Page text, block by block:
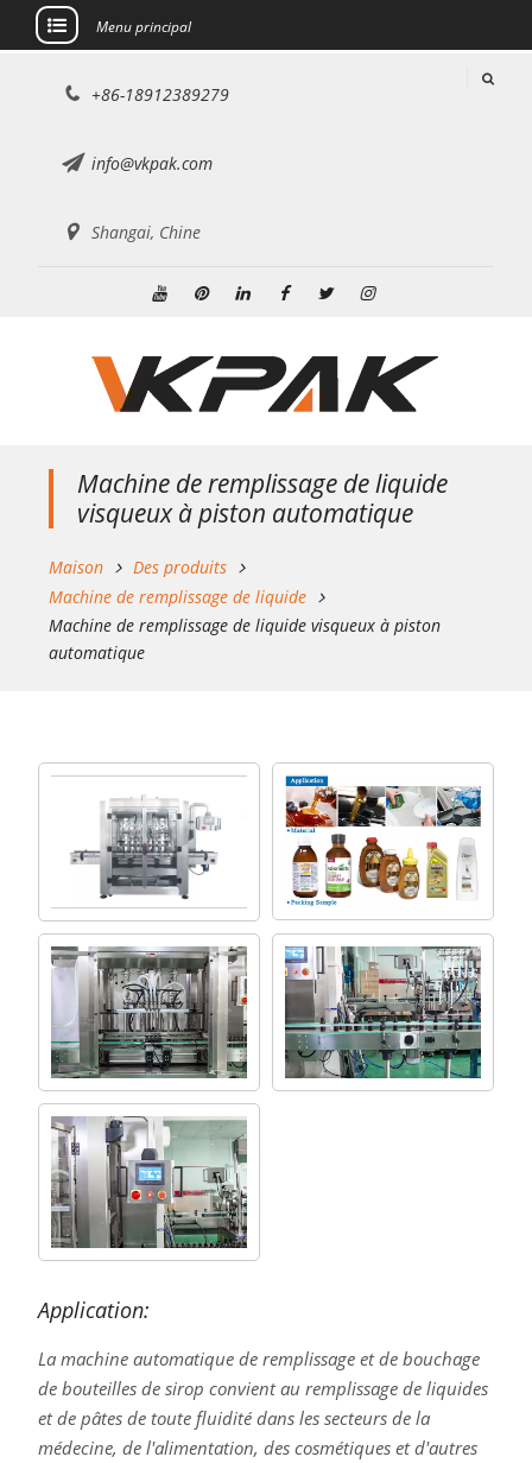
Menu principal
+86-18912389279
info@vkpak.com
Shangai, Chine
Machine de remplissage de liquide
visqueux à piston automatique
Maison
Des produits
Machine de remplissage de liquide
Machine de remplissage de liquide visqueux à piston
automatique
Application:
La machine automatique de remplissage et de bouchage
de bouteilles de sirop convient au remplissage de liquides
et de pâtes de toute fluidité dans les secteurs de la
médecine, de l'alimentation, des cosmétiques et d'autres